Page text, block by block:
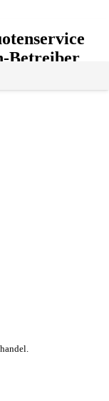
Betreiber